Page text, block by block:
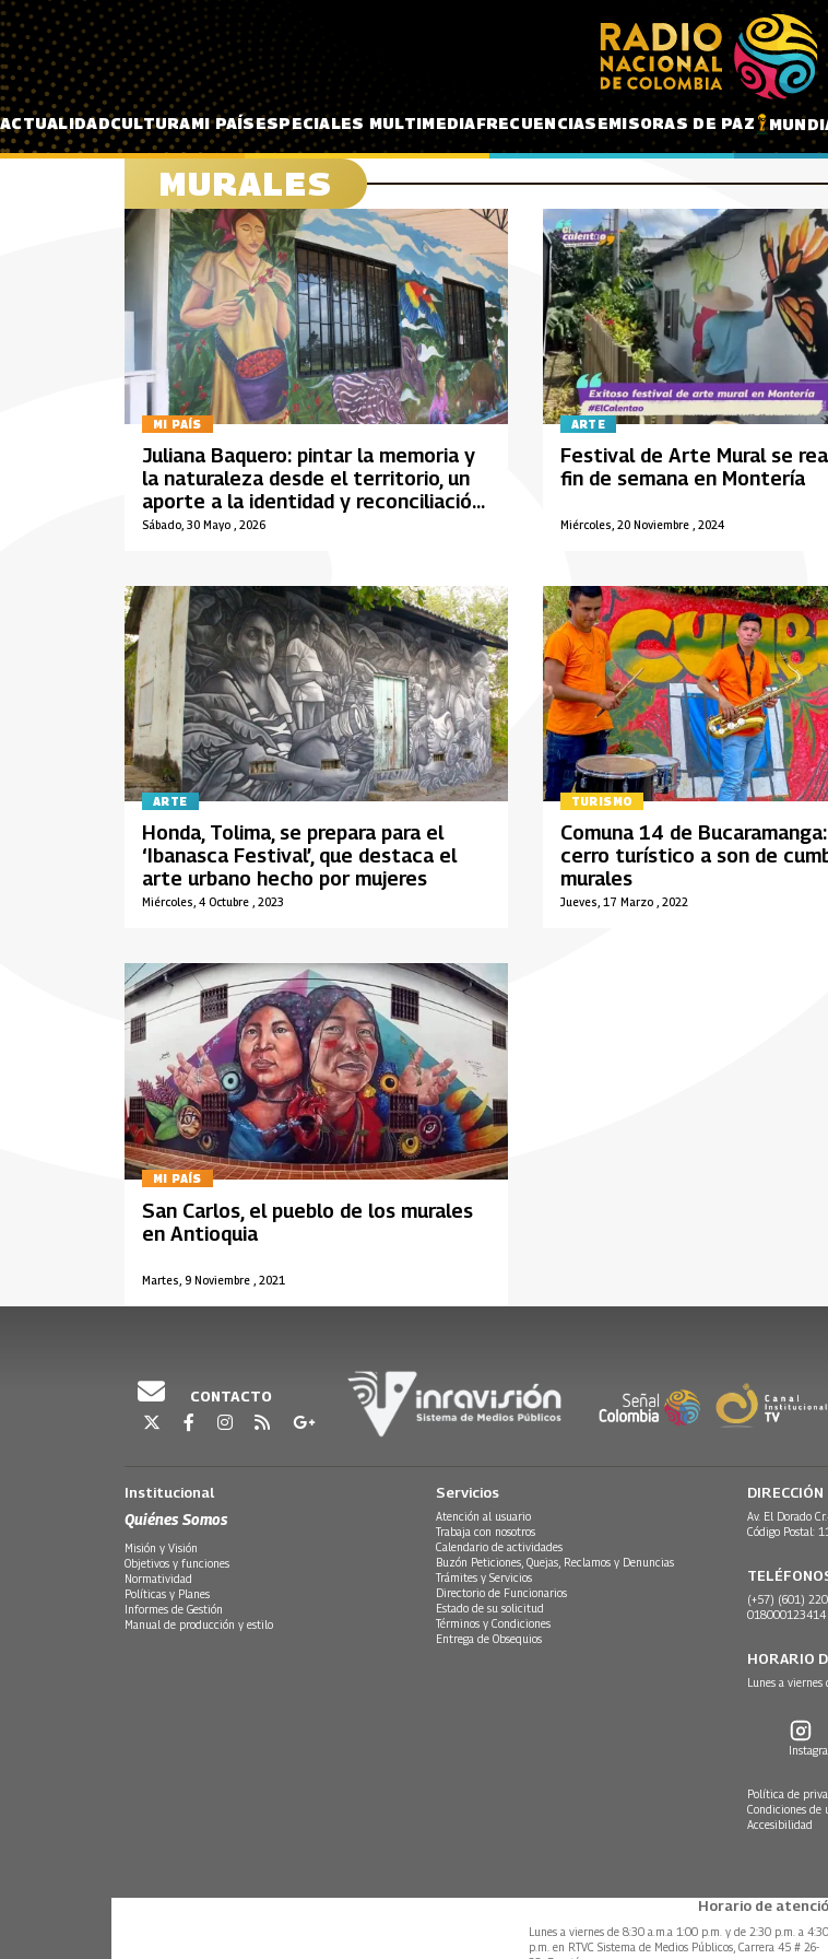
Pasar al contenido principal
ACTUALIDADCULTURAMI PAÍSESPECIALES MULTIMEDIAFRECUENCIASEMISORAS DE PAZ
MURALES
MI PAÍS
Sábado, 30 Mayo , 2026
Juliana Baquero: pintar la memoria y
la naturaleza desde el territorio, un
aporte a la identidad y reconciliación
en el Meta
ARTE
Miércoles, 20 Noviembre , 2024
Festival de Arte Mural se
fin de semana en Montería
ARTE
Miércoles, 4 Octubre , 2023
Honda, Tolima, se prepara para el
‘Ibanasca Festival’, que destaca el
arte urbano hecho por mujeres
TURISMO
Jueves, 17 Marzo , 2022
Comuna 14 de
cerro turístico a son de
murales
MI PAÍS
Martes, 9 Noviembre , 2021
San Carlos, el pueblo de los murales
en Antioquia
CONTACTO
Institucional
Quiénes Somos
Misión y Visión
Objetivos y funciones
Normatividad
Políticas y Planes
Informes de Gestión
Manual de producción y estilo
Servicios
Atención al usuario
Trabaja con nosotros
Calendario de actividades
Buzón Peticiones, Quejas, Reclamos y Denuncias
Trámites y Servicios
Directorio de Funcionarios
Estado de su solicitud
Términos y Condiciones
Entrega de Obsequios
DIRECCIÓN
Av. El Dorado
Código Postal:
(+57) (601)
018000123414
HORARIO
Lunes a viernes
Política de
Condiciones de
Accesibilidad
Horario de
Lunes a viernes de 8:30 a.m.a 1:00 p.m. y de 2:30 p.m. a 4:30
p.m. en RTVC Sistema de Medios Públicos, Carrera 45 # 26-